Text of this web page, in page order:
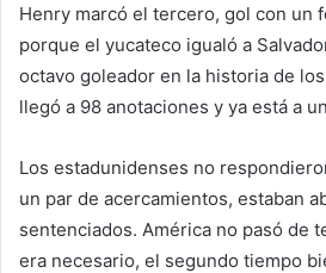
Henry marcó el tercero, gol con un
porque el yucateco igualó a
octavo goleador en la historia de
llegó a 98 anotaciones y ya está a
Los estadunidenses no
un par de acercamientos, estaban
sentenciados. América no pasó de
era necesario, el segundo tiempo